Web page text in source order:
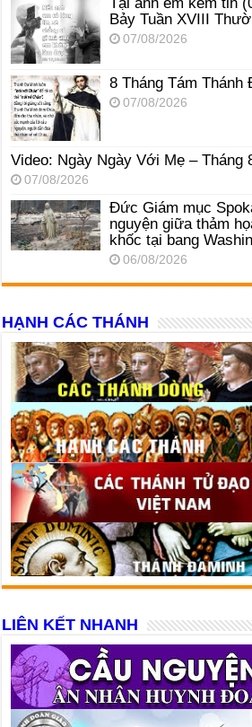
Bảy Tuần XVIII
07/08/2026
8 Tháng Tám Thánh
07/08/2026
Video: Ngày Ngày Với Mẹ – Tháng
07/08/2026
Đức Giám mục
nguyện giữa thảm
khốc tại bang
06/08/2026
HẠNH CÁC THÁNH
LIÊN KẾT NHANH